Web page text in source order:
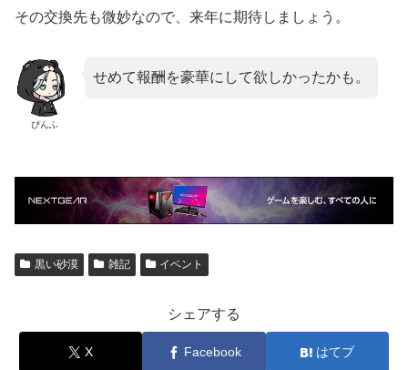
その交換先も微妙なので、来年に期待しましょう。
ぴんふ
せめて報酬を豪華にして欲しかったかも。
黒い砂漠 雑記 イベント
シェアする
X Facebook はてブ